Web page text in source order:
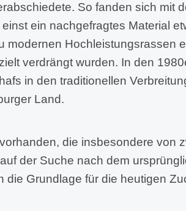
So fanden sich mit
ein nachgefragtes Material
modernen Hochleistungsrassen
verdrängt wurden. In den
in den traditionellen
Land.
die insbesondere von
der Suche nach dem
Grundlage für die heutigen